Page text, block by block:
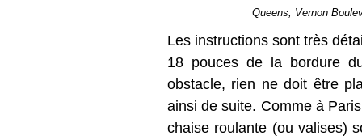
Queens, Vernon
Les instructions sont très
18 pouces de la bordure
obstacle, rien ne doit être
ainsi de suite. Comme à
chaise roulante (ou valises)